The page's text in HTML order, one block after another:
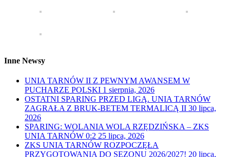
Inne Newsy
UNIA TARNÓW II Z PEWNYM AWANSEM W
PUCHARZE POLSKI 1 sierpnia, 2026
OSTATNI SPARING PRZED LIGĄ. UNIA TARNÓW
ZAGRAŁA Z BRUK-BETEM TERMALICĄ II 30 lipca,
2026
SPARING: WOLANIA WOLA RZĘDZIŃSKA – ZKS
UNIA TARNÓW 0:2 25 lipca, 2026
ZKS UNIA TARNÓW ROZPOCZĘŁA
PRZYGOTOWANIA DO SEZONU 2026/2027! 20 lipca,